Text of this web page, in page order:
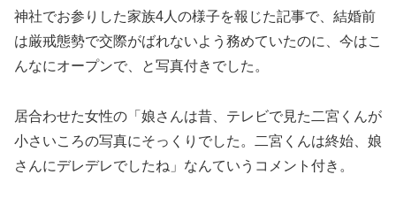
神社でお参りした家族4人の様子を報じた記事で、結婚前
は厳戒態勢で交際がばれないよう務めていたのに、今はこ
んなにオープンで、と写真付きでした。
居合わせた女性の「娘さんは昔、テレビで見た二宮くんが
小さいころの写真にそっくりでした。二宮くんは終始、娘
さんにデレデレでしたね」なんていうコメント付き。